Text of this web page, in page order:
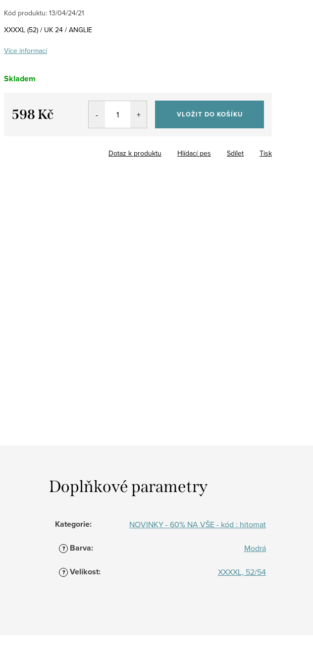
Kód produktu: 13/04/24/21
XXXXL (52) / UK 24 / ANGLIE
Více informací
Skladem
598 Kč VLOŽIT DO KOŠÍKU
Tisk
Dotaz k produktu Hlídací pes Sdílet
Doplňkové parametry
Kategorie: NOVINKY - 60% NA VŠE - kód : hitomat
? Barva: Modrá
? Velikost: XXXXL, 52/54